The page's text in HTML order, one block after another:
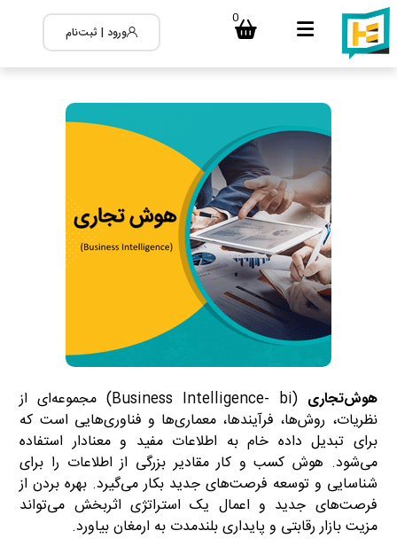
0
ورود | ثبت‌نام
هوش‌تجاری
(Business Intelligence- bi) مجموعه‌ای از
نظریات، روش‌ها، فرآیندها، معماری‌ها و فناوری‌هایی است که
برای تبدیل داده خام به اطلاعات مفید و معنادار استفاده
می‌شود. هوش کسب و کار مقادیر بزرگی از اطلاعات را برای
شناسایی و توسعه فرصت‌های جدید بکار می‌گیرد. بهره بردن از
فرصت‌های جدید و اعمال یک استراتژی اثربخش می‌تواند
مزیت بازار رقابتی و پایداری بلندمدت به ارمغان بیاورد.